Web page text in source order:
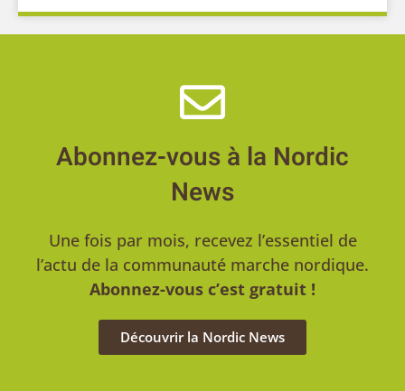
Abonnez-vous à la Nordic
News
Une fois par mois, recevez l’essentiel de
l’actu de la communauté marche nordique.
Abonnez-vous c’est gratuit !
Découvrir la Nordic News